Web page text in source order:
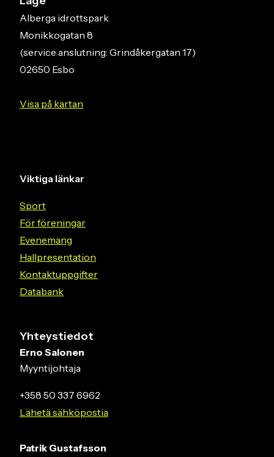
Alberga idrottspark
Monikkogatan 8
(service anslutning: Grindåkergatan 17)
02650 Esbo
Visa på kartan
Viktiga länkar
Sport
För föreningar
Evenemang
Hallpresentation
Kontaktuppgifter
Databank
Yhteystiedot
Erno Salonen
Myyntijohtaja
+358 50 337 6962
Lähetä sähköpostia
Patrik Gustafsson